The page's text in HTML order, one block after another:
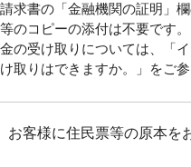
求書の「金融機関の証明」
のコピーの添付は不要です。
の受け取りについては、「
取りはできますか。」をご参
客様に住民票等の原本を